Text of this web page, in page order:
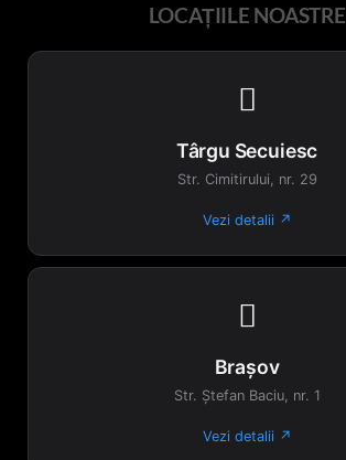
LOCAȚIILE NOASTRE

Târgu Secuiesc
Str. Cimitirului, nr. 29
Vezi detalii ↗

Brașov
Str. Ștefan Baciu, nr. 1
Vezi detalii ↗